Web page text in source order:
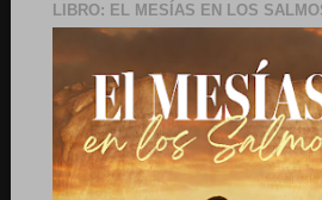
LIBRO: EL MESÍAS EN LOS